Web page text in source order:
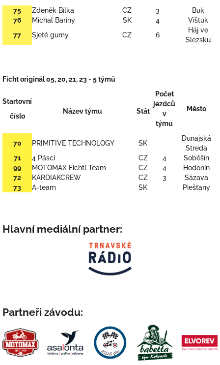
75 Zdeněk Bílka CZ 3
Buk
76
Michal Bariny SK 4
Vištuk
77
Sjeté gumy CZ 6
Háj ve
Slezsku
Ficht originál 05, 20, 21, 23 - 5 týmů
Startovní
číslo
Název týmu Stát
Počet
jezdců
v
týmu
Město
70 PRIMITIVE TECHNOLOGY SK
Dunajská
Streda
71
4 Pásci CZ 4
Soběšín
99
MOTOMAX Fichtl Team CZ 4
Hodonín
72
KARDIAKCREW CZ 3
Sázava
73
A-team SK Piešťany
Hlavní mediální partner:
Partneři závodu: